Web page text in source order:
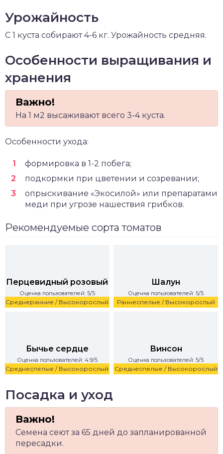
Урожайность
С 1 куста собирают 4-6 кг. Урожайность средняя.
Особенности выращивания и
хранения
На 1 м2 высаживают всего 3-4 куста.
Особенности ухода:
формировка в 1-2 побега;
подкормки при цветении и созревании;
опрыскивание «Экосилой» или препаратами
меди при угрозе нашествия грибков.
Рекомендуемые сорта томатов
Среднеранние / Высокорослый
Перцевидный розовый
Оценка пользователей: 5/5
Раннеспелые / Высокорослый
Шалун
Оценка пользователей: 5/5
Среднеспелые / Высокорослый
Бычье сердце
Оценка пользователей: 4.9/5
Среднеспелые / Высокорослый
Винсон
Оценка пользователей: 5/5
Посадка и уход
Семена сеют за 65 дней до запланированной
пересадки.